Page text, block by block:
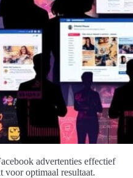
advertenties effectief
voor optimaal resultaat.